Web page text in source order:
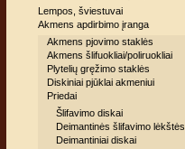
Lempos, šviestuvai
Akmens apdirbimo įranga
Akmens pjovimo staklės
Akmens šlifuokliai/poliruokliai
Plytelių gręžimo staklės
Diskiniai pjūklai akmeniui
Priedai
Šlifavimo diskai
Deimantinės šlifavimo lėkštės
Deimantiniai diskai